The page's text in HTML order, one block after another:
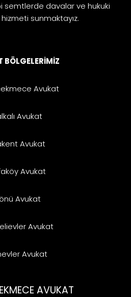
semtlerde davalar ve hukuki
hizmeti sunmaktayız.
BÖLGELERİMİZ
Avukat
Avukat
Avukat
Avukat
Avukat
Avukat
Avukat
AVUKAT